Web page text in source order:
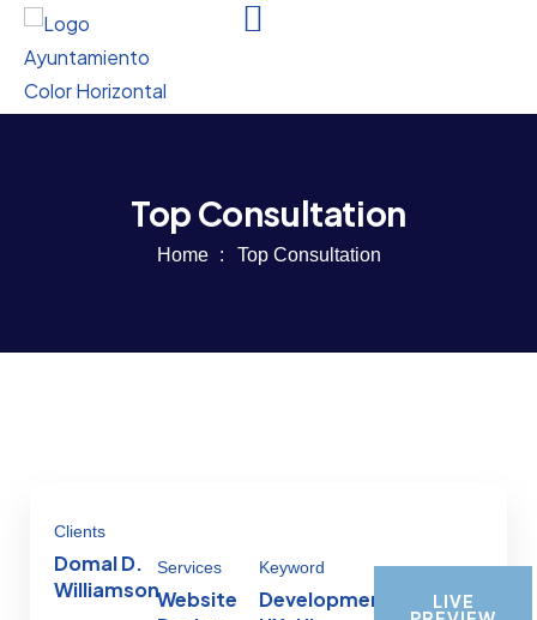
Top Consultation
Home Top Consultation
Clients
Domal D.
Williamson
Services
Website
Keyword
Development,
LIVE